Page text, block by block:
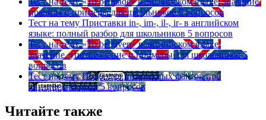
правила и примеры для школьников 5 вопросов
Тест на тему Приставки in-, im-, il-, ir- в английском
языке: полный разбор для школьников 5 вопросов
Тест на тему «To be given» в английском языке:
значение, употребление и примеры для школьников 5
вопросов
Тест на тему Подборка интересных фактов про
английский язык 5 вопросов
Читайте также